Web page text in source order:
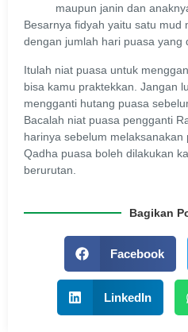
maupun janin dan
Besarnya fidyah yaitu satu mud
dengan jumlah hari puasa yang
Itulah niat puasa untuk
bisa kamu praktekkan. Jangan
mengganti hutang puasa
Bacalah niat puasa pengganti
harinya sebelum melaksanakan
Qadha puasa boleh dilakukan
berurutan.
Bagikan
Facebook
LinkedIn